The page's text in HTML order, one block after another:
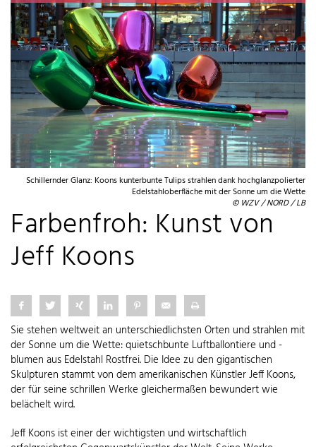
Schillernder Glanz: Koons kunterbunte Tulips strahlen dank hochglanzpolierter
Edelstahloberfläche mit der Sonne um die Wette
© WZV / NORD / LB
Farbenfroh: Kunst von
Jeff Koons
Sie stehen weltweit an unterschiedlichsten Orten und strahlen mit
der Sonne um die Wette: quietschbunte Luftballontiere und -
blumen aus Edelstahl Rostfrei. Die Idee zu den gigantischen
Skulpturen stammt von dem amerikanischen Künstler Jeff Koons,
der für seine schrillen Werke gleichermaßen bewundert wie
belächelt wird.
Jeff Koons ist einer der wichtigsten und wirtschaftlich